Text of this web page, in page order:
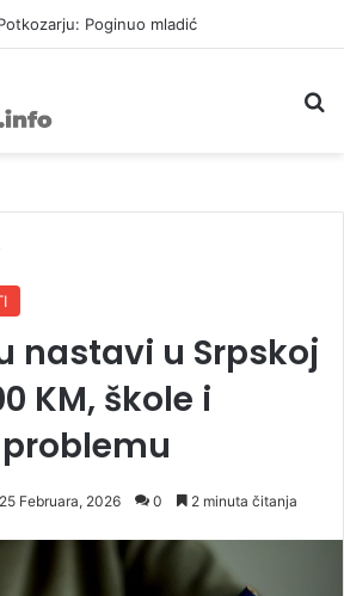
Poginuo mladić
nastavi u Srpskoj
KM, škole i
25 Februara, 2026 0 2 minuta čitanja